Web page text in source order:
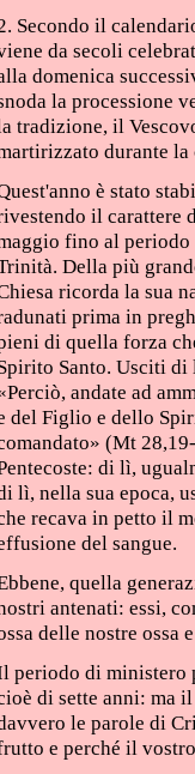
Secondo il
da secoli
domenica
la processione
tradizione, il
durante
è stato
il carattere
fino al periodo
Della più
ricorda la sua
prima in
di quella forza
Santo. Usciti
andate ad
del Figlio e dello
(Mt
di lì,
lì, nella sua epoca,
recava in petto il
del sangue.
quella
antenati: essi,
delle nostre ossa
periodo di ministero
di sette anni: ma
le parole di
e perché il